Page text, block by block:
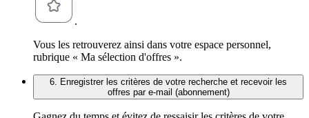
.
Vous les retrouverez ainsi dans votre espace personnel,
rubrique « Ma sélection d'offres ».
6. Enregistrer les critères de votre recherche et recevoir les
offres par e-mail (abonnement)